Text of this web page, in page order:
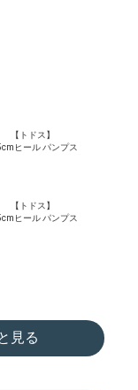
【トドス】
ヒール パンプス
【トドス】
ヒール パンプス
見る